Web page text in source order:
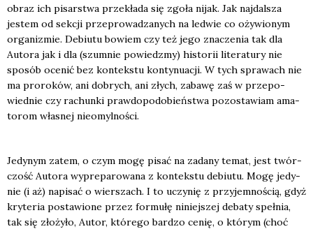
obraz ich pisar­stwa prze­kła­da się zgo­ła nijak. Jak naj­dal­sza
jestem od sek­cji prze­pro­wa­dza­nych na led­wie co oży­wio­nym
orga­ni­zmie. Debiu­tu bowiem czy też jego zna­cze­nia tak dla
Auto­ra jak i dla (szum­nie powiedz­my) histo­rii lite­ra­tu­ry nie
spo­sób oce­nić bez kon­tek­stu kon­ty­nu­acji. W tych spra­wach nie
ma pro­ro­ków, ani dobrych, ani złych, zaba­wę zaś w prze­po­
wied­nie czy rachun­ki praw­do­po­do­bień­stwa pozo­sta­wiam ama­
to­rom wła­snej nie­omyl­no­ści.
Jedy­nym zatem, o czym mogę pisać na zada­ny temat, jest twór­
czość Auto­ra wypre­pa­ro­wa­na z kon­tek­stu debiu­tu. Mogę jedy­
nie (i aż) napi­sać o wier­szach. I to uczy­nię z przy­jem­no­ścią, gdyż
kry­te­ria posta­wio­ne przez for­mu­łę niniej­szej deba­ty speł­nia,
tak się zło­ży­ło, Autor, któ­re­go bar­dzo cenię, o któ­rym (choć